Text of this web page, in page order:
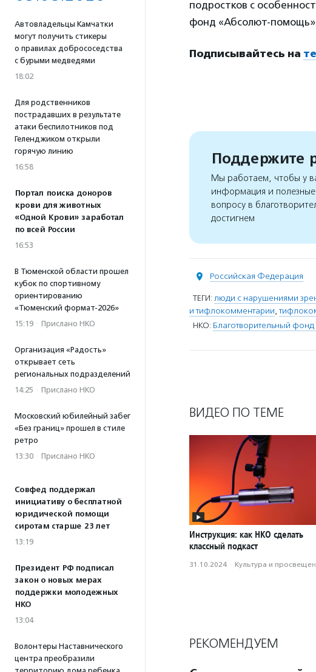
Автовладельцы Камчатки
могут получить стикеры
о правилах добрососедства
с бурыми медведями
18:02
Для родственников
пострадавших в результате
атаки беспилотников под
Геленджиком открыли
горячую линию
16:58
Портал поиска доноров
крови для животных
«Одной Крови» заработал
по всей России
16:53
В Тюменской области прошел
кубок по спортивному
ориентированию
«Тюменский формат-2026»
15:19 · Прислано НКО
Организация «Радость»
открывает сеть
региональных подразделений
14:25 · Прислано НКО
Московский юбилейный забег
«Без границ» прошел в стиле
ретро
13:30 · Прислано НКО
Совфед поддержал
инициативу о бесплатной
юридической помощи
сиротам старше 23 лет
13:19
Президент РФ подписал
закон о новых мерах
поддержки молодежных
НКО
13:04
Волонтеры Наставнического
центра преобразили
подростков с
фонд «Абсолют-
Подписывайтесь на
Поддержите
Мы работаем, чтобы у
информация и
вопросу в
достигнем
Российская Федерация
ТЕГИ: люди с нарушениями
и тифлокомментарии,
НКО: Благотворительный
ВИДЕО ПО ТЕМЕ
Инструкция: как НКО сделать
классный подкаст
31.10.2024 · Культура и
РЕКОМЕНДУЕМ